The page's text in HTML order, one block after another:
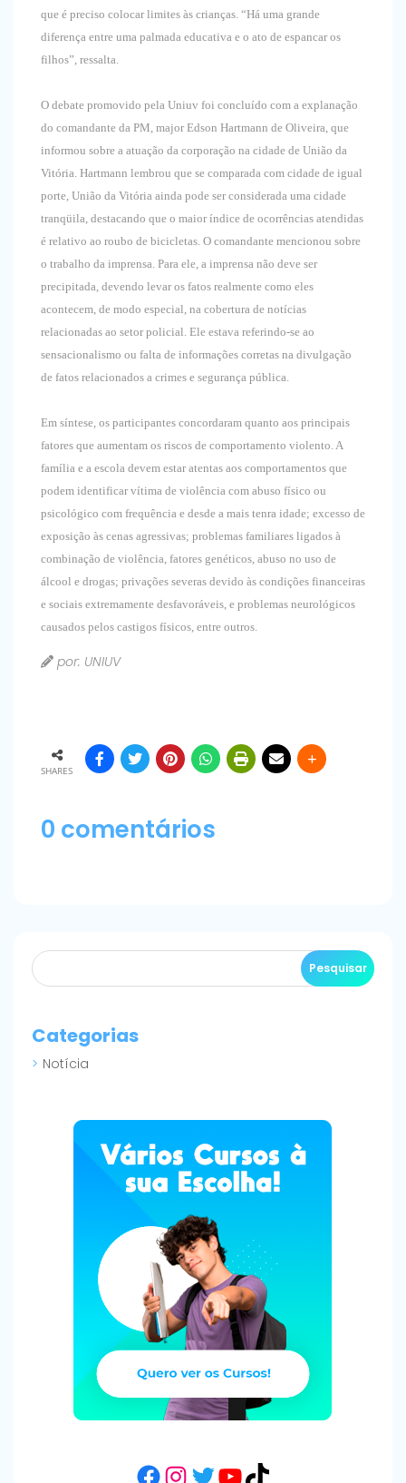
que é preciso colocar limites às crianças. “Há uma grande
diferença entre uma palmada educativa e o ato de espancar os
filhos”, ressalta.
O debate promovido pela Uniuv foi concluído com a explanação
do comandante da PM, major Edson Hartmann de Oliveira, que
informou sobre a atuação da corporação na cidade de União da
Vitória. Hartmann lembrou que se comparada com cidade de igual
porte, União da Vitória ainda pode ser considerada uma cidade
tranqüila, destacando que o maior índice de ocorrências atendidas
é relativo ao roubo de bicicletas. O comandante mencionou sobre
o trabalho da imprensa. Para ele, a imprensa não deve ser
precipitada, devendo levar os fatos realmente como eles
acontecem, de modo especial, na cobertura de notícias
relacionadas ao setor policial. Ele estava referindo-se ao
sensacionalismo ou falta de informações corretas na divulgação
de fatos relacionados a crimes e segurança pública.
Em síntese, os participantes concordaram quanto aos principais
fatores que aumentam os riscos de comportamento violento. A
família e a escola devem estar atentas aos comportamentos que
podem identificar vítima de violência com abuso físico ou
psicológico com frequência e desde a mais tenra idade; excesso de
exposição às cenas agressivas; problemas familiares ligados à
combinação de violência, fatores genéticos, abuso no uso de
álcool e drogas; privações severas devido às condições financeiras
e sociais extremamente desfavoráveis, e problemas neurológicos
causados pelos castigos físicos, entre outros.
por: UNIUV
SHARES
0 comentários
Categorias
Notícia
Facebook
Instagram
Twitter
YouTube
TikTok